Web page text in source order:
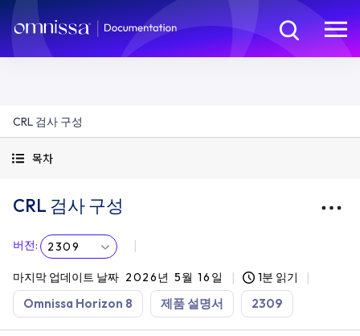
CRL 검사 구성
목차
CRL 검사 구성
버전: 2309
마지막 업데이트 날짜 2026년 5월 16일 1분 읽기
Omnissa Horizon 8 제품 설명서 2309